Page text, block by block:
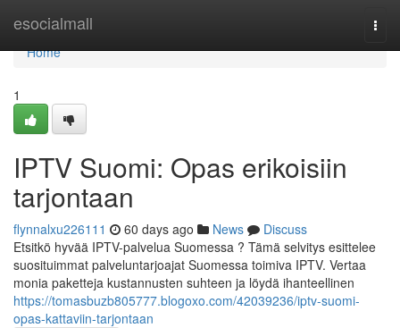
esocialmall
Home
Home
1
IPTV Suomi: Opas erikoisiin
tarjontaan
flynnalxu226111 60 days ago News
Discuss
Etsitkö hyvää IPTV-palvelua Suomessa ? Tämä selvitys esittelee
suosituimmat palveluntarjoajat Suomessa toimiva IPTV. Vertaa
monia paketteja kustannusten suhteen ja löydä ihanteellinen
https://tomasbuzb805777.blogoxo.com/42039236/iptv-suomi-
opas-kattaviin-tarjontaan